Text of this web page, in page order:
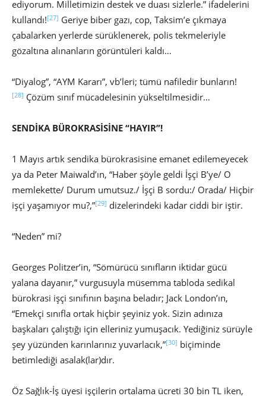
ediyorum. Milletimizin destek ve duası sizlerle.” ifadelerini
kullandı![27] Geriye biber gazı, cop, Taksim’e çıkmaya
çabalarken yerlerde sürüklenerek, polis tekmeleriyle
gözaltına alınanların görüntüleri kaldı…
“Diyalog”, “AYM Kararı”, vb’leri; tümü nafiledir bunların!
[28] Çözüm sınıf mücadelesinin yükseltilmesidir…
SENDİKA BÜROKRASİSİNE “HAYIR”!
1 Mayıs artık sendika bürokrasisine emanet edilemeyecek
ya da Peter Maiwald’ın, “Haber şöyle geldi İşçi B’ye/ O
memlekette/ Durum umutsuz./ İşçi B sordu:/ Orada/ Hiçbir
işçi yaşamıyor mu?,”[29] dizelerindeki kadar ciddi bir iştir.
“Neden” mi?
Georges Politzer’in, “Sömürücü sınıfların iktidar gücü
yalana dayanır,” vurgusuyla müsemma tabloda sedikal
bürokrasi işçi sınıfının başına beladır; Jack London’ın,
“Emekçi sınıfla ortak hiçbir şeyiniz yok. Sizin adınıza
başkaları çalıştığı için elleriniz yumuşacık. Yediğiniz sürüyle
şey yüzünden karınlarınız yuvarlacık,”[30] biçiminde
betimlediği asalak(lar)dır.
Öz Sağlık-İş üyesi işçilerin ortalama ücreti 30 bin TL iken,